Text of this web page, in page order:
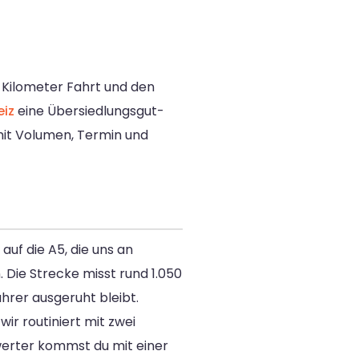
Fahrt und den
eine Übersiedlungsgut-
Volumen, Termin und
die A5, die uns an
Strecke misst rund 1.050
ausgeruht bleibt.
routiniert mit zwei
kommst du mit einer